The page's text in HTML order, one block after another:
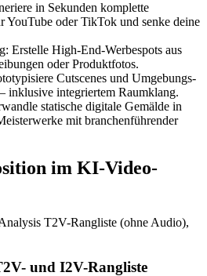
in Sekunden komplette
YouTube oder TikTok und senke deine
Erstelle High-End-Werbespots aus
oder Produktfotos.
Cutscenes und Umgebungs-
inklusive integriertem Raumklang.
statische digitale Gemälde in
mit branchenführender
im KI-Video-
T2V-Rangliste (ohne Audio),
und I2V-Rangliste